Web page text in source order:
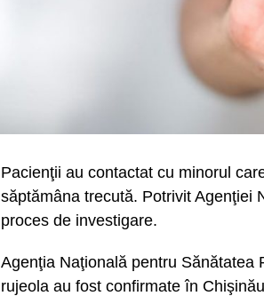
Pacienţii au contactat cu minorul
săptămâna trecută. Potrivit Agenţiei
proces de investigare.
Agenţia Naţională pentru Sănătatea
rujeola au fost confirmate în